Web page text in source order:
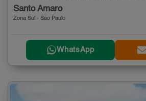
Santo Amaro
Zona Sul - São Paulo
WhatsApp